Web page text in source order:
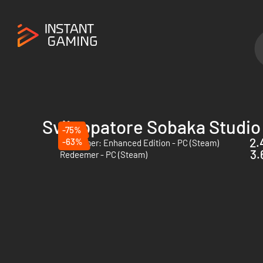
Sviluppatore Sobaka Studio
-75%
Redeemer: Enhanced Edition - PC (Steam)
-63%
Redeemer - PC (Steam)